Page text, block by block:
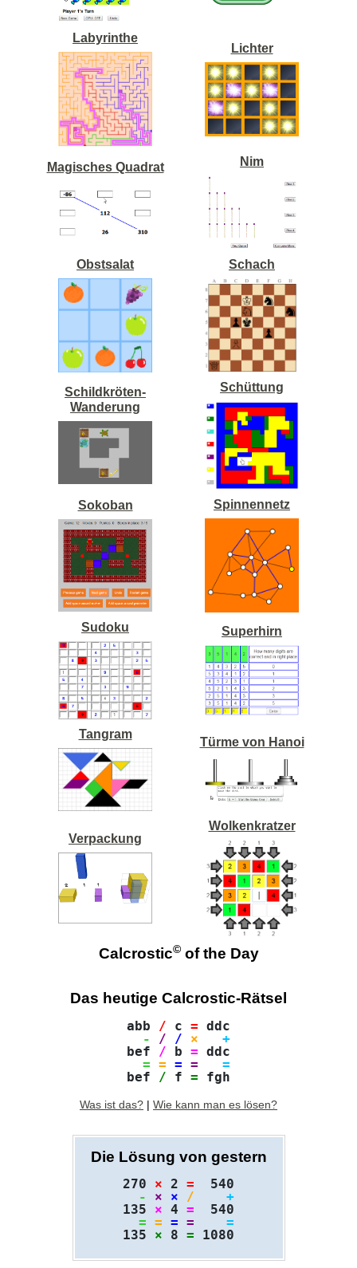
Labyrinthe
Lichter
Magisches Quadrat Nim
Obstsalat Schach
Schildkröten-
Wanderung
Schüttung
Sokoban Spinnennetz
Sudoku Superhirn
Tangram
Türme von Hanoi
Verpackung
Wolkenkratzer
Calcrostic©of the Day
Das heutige Calcrostic-Rätsel
abb / c = ddc
-
/ / ×
+
bef
/ b = ddc
= = = =
=
bef
/ f =
Was ist das? | Wie kann man es lösen?
Die Lösung von gestern
270 × 2 = 540
-
× × /
+
135 × 4 = 540
= = = =
=
135 × 8 =